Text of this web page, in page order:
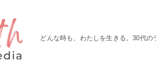
どんな時も、わたしを生きる。30代の